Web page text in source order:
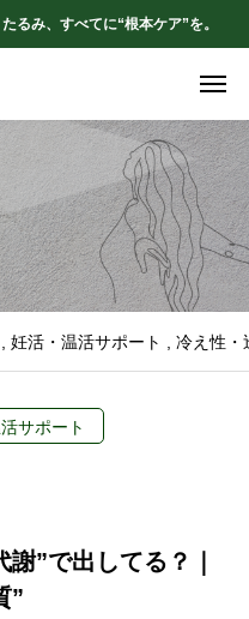
るみ、すべてに“根本ケア”を。
妊活・温活サポート 冷え性・
サポート
”で出してる？｜
”